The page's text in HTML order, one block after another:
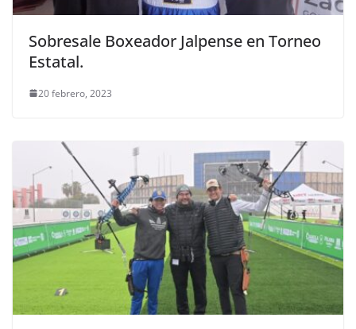
Sobresale Boxeador Jalpense en Torneo
Estatal.
20 febrero, 2023